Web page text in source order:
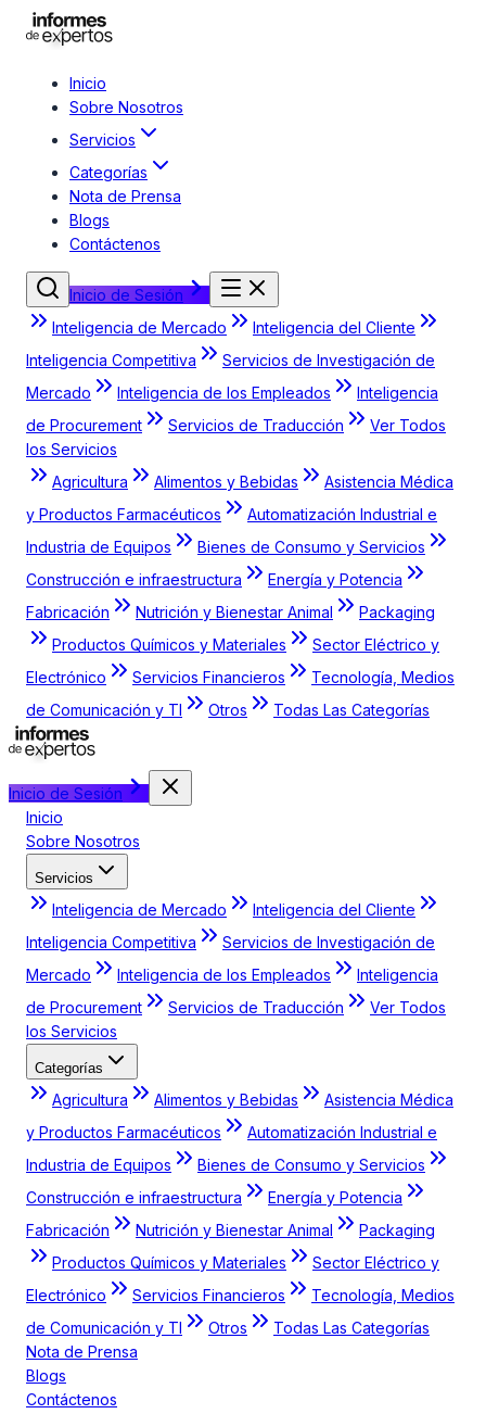
Inicio
Sobre Nosotros
Servicios
Categorías
Nota de Prensa
Blogs
Contáctenos
Inicio de Sesión
Inteligencia de Mercado
Inteligencia del Cliente
Inteligencia Competitiva
Servicios de Investigación de
Mercado
Inteligencia de los Empleados
Inteligencia
de Procurement
Servicios de Traducción
Ver Todos
los Servicios
Agricultura
Alimentos y Bebidas
Asistencia Médica
y Productos Farmacéuticos
Automatización Industrial e
Industria de Equipos
Bienes de Consumo y Servicios
Construcción e infraestructura
Energía y Potencia
Fabricación
Nutrición y Bienestar Animal
Packaging
Productos Químicos y Materiales
Sector Eléctrico y
Electrónico
Servicios Financieros
Tecnología, Medios
de Comunicación y TI
Otros Todas Las Categorías
Inicio de Sesión
Inicio
Sobre Nosotros
Servicios
Inteligencia de Mercado
Inteligencia del Cliente
Inteligencia Competitiva
Servicios de Investigación de
Mercado
Inteligencia de los Empleados
Inteligencia
de Procurement
Servicios de Traducción
Ver Todos
los Servicios
Categorías
Agricultura Alimentos y Bebidas
Asistencia Médica
y Productos Farmacéuticos
Automatización Industrial e
Industria de Equipos
Bienes de Consumo y Servicios
Construcción e infraestructura
Energía y Potencia
Fabricación
Nutrición y Bienestar Animal
Packaging
Productos Químicos y Materiales
Sector Eléctrico y
Electrónico
Servicios Financieros
Tecnología, Medios
de Comunicación y TI
Otros
Todas Las Categorías
Nota de Prensa
Blogs
Contáctenos